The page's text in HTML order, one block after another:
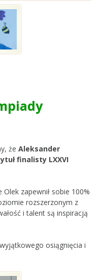
że Aleksander
finalisty LXXVI
zapewnił sobie 100%
rozszerzonym z
i talent są inspiracją
osiągnięcia i